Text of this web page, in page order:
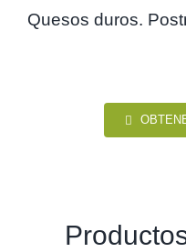
Quesos duros.